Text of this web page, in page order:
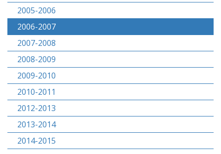
2005-2006
2006-2007
2007-2008
2008-2009
2009-2010
2010-2011
2012-2013
2013-2014
2014-2015